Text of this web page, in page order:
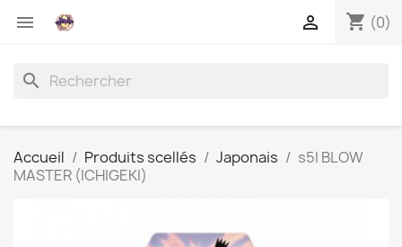
 shopping_cart (0)

search
Accueil Produits scellés Japonais
s5I BLOW
MASTER (ICHIGEKI)